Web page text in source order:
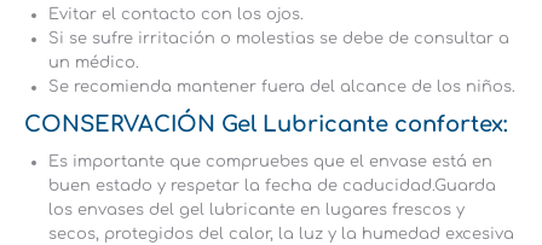
Evitar el contacto con los ojos.
Si se sufre irritación o molestias se debe de consultar a
un médico.
Se recomienda mantener fuera del alcance de los niños.
CONSERVACIÓN Gel Lubricante confortex:
Es importante que compruebes que el envase está en
buen estado y respetar la fecha de caducidad.Guarda
los envases del gel lubricante en lugares frescos y
secos, protegidos del calor, la luz y la humedad excesiva